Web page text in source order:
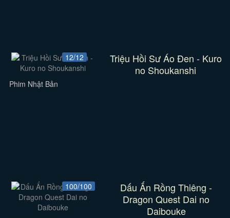
12/12
Triệu Hồi Sư Áo Đen - Kuro
no Shoukanshi
Phim Nhật Bản
100/100
Dấu Ấn Rồng Thiêng -
Dragon Quest Dai no
Daibouke